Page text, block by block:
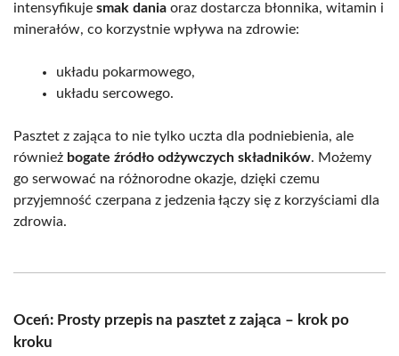
intensyfikuje smak dania oraz dostarcza błonnika, witamin i
minerałów, co korzystnie wpływa na zdrowie:
układu pokarmowego,
układu sercowego.
Pasztet z zająca to nie tylko uczta dla podniebienia, ale
również bogate źródło odżywczych składników. Możemy
go serwować na różnorodne okazje, dzięki czemu
przyjemność czerpana z jedzenia łączy się z korzyściami dla
zdrowia.
Oceń: Prosty przepis na pasztet z zająca – krok po
kroku